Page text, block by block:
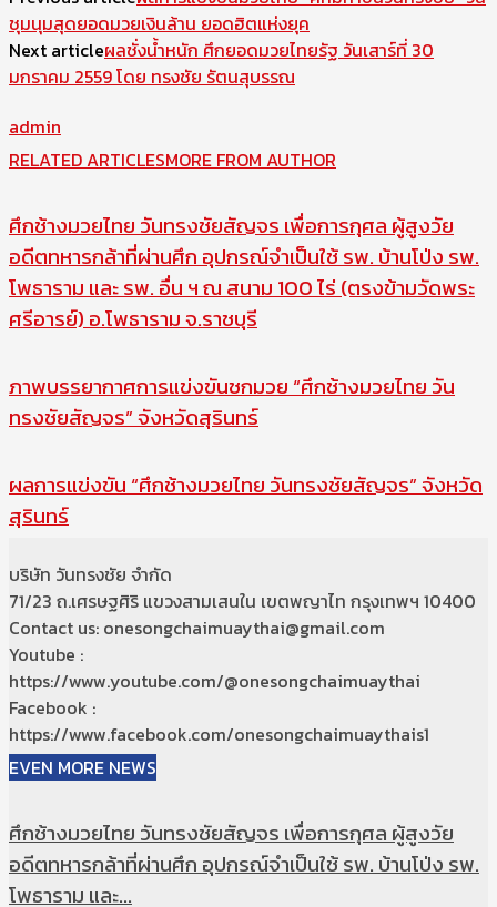
ชุมนุมสุดยอดมวยเงินล้าน ยอดฮิตแห่งยุค
Next articleผลชั่งน้ำหนัก ศึกยอดมวยไทยรัฐ วันเสาร์ที่ 30
มกราคม 2559 โดย ทรงชัย รัตนสุบรรณ
admin
RELATED ARTICLESMORE FROM AUTHOR
ศึกช้างมวยไทย วันทรงชัยสัญจร เพื่อการกุศล ผู้สูงวัย
อดีตทหารกล้าที่ผ่านศึก อุปกรณ์จำเป็นใช้ รพ. บ้านโป่ง รพ.
โพธาราม และ รพ. อื่น ฯ ณ สนาม 100 ไร่ (ตรงข้ามวัดพระ
ศรีอารย์) อ.โพธาราม จ.ราชบุรี
ภาพบรรยากาศการแข่งขันชกมวย “ศึกช้างมวยไทย วัน
ทรงชัยสัญจร” จังหวัดสุรินทร์
ผลการแข่งขัน “ศึกช้างมวยไทย วันทรงชัยสัญจร” จังหวัด
สุรินทร์
บริษัท วันทรงชัย จำกัด
71/23 ถ.เศรษฐศิริ แขวงสามเสนใน เขตพญาไท กรุงเทพฯ 10400
Contact us: onesongchaimuaythai@gmail.com
Youtube :
https://www.youtube.com/@onesongchaimuaythai
Facebook :
https://www.facebook.com/onesongchaimuaythais1
EVEN MORE NEWS
ศึกช้างมวยไทย วันทรงชัยสัญจร เพื่อการกุศล ผู้สูงวัย
อดีตทหารกล้าที่ผ่านศึก อุปกรณ์จำเป็นใช้ รพ. บ้านโป่ง รพ.
โพธาราม และ...